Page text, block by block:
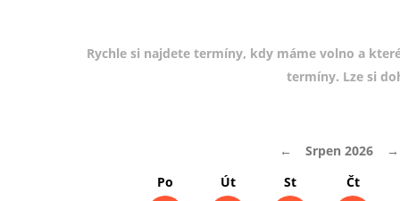
Rychle si najdete termíny, kdy máme volno a
termíny. Lze si
← Srpen 2026
→
Po
Út St Čt